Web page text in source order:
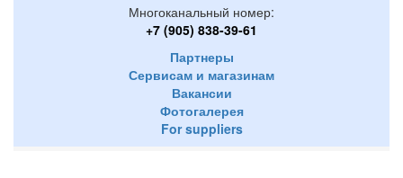
Многоканальный номер:
+7 (905) 838-39-61
Партнеры
Сервисам и магазинам
Вакансии
Фотогалерея
For suppliers